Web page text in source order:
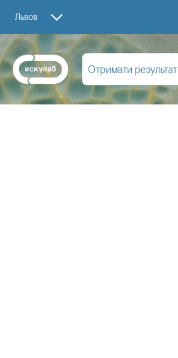
Львов
Отримати результат